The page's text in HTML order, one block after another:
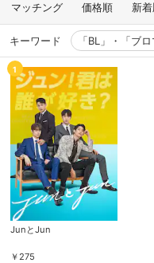
マッチング 価格順 新
キーワード 「BL」・「ブ
1
JunとJun
￥ 275